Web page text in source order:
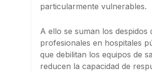
particularmente vulnerables.
A ello se suman los despidos
profesionales en hospitales
que debilitan los equipos de
reducen la capacidad de